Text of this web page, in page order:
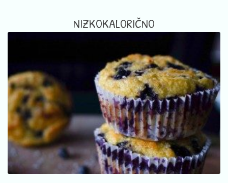
NIZKOKALORIČNO